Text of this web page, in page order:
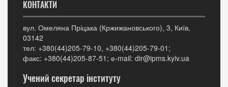
КОНТАКТИ
вул. Омеляна Пріцака (Кржижановського), 3, Київ,
03142
тел: +380(44)205-79-10, +380(44)205-79-01;
факс: +380(44)205-87-51; е-mail: dir@ipms.kyiv.ua
Учений секретар інституту